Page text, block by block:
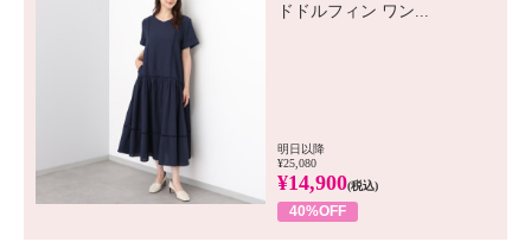
ドドルフィン ワン...
明日以降
¥25,080
¥14,900(税込)
40%OFF